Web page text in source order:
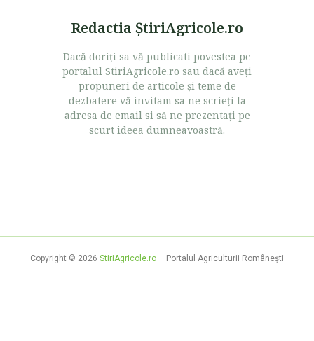
Redactia ŞtiriAgricole.ro
Dacă doriţi sa vă publicati povestea pe
portalul StiriAgricole.ro sau dacă aveţi
propuneri de articole şi teme de
dezbatere vă invitam sa ne scrieţi la
adresa de email si să ne prezentaţi pe
scurt ideea dumneavoastră.
Copyright © 2026 StiriAgricole.ro – Portalul Agriculturii Româneşti